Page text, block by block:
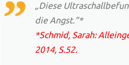
„Diese
die Angst.“*
*Schmid, Sarah:
2014, S.52.